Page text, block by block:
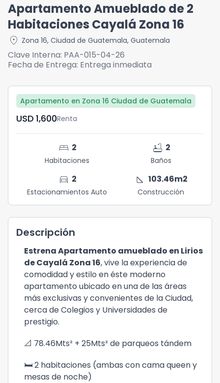
Apartamento Amueblado de 2
Habitaciones Cayalá Zona 16
location_on Zona 16, Ciudad de Guatemala, Guatemala
Clave Interna: PAA-015-04-26
Fecha de Entrega: Entrega inmediata
Apartamento en Zona 16 Ciudad de Guatemala
USD	1,600Renta
bed 2
Habitaciones
bathtub 2
Baños
directions_car 2
Estacionamientos Auto
square_foot 103.46m2
Construcción
Descripción
Estrena Apartamento amueblado en Lirios
de Cayalá Zona 16, vive la experiencia de
comodidad y estilo en éste moderno
apartamento ubicado en una de las áreas
más exclusivas y convenientes de la Ciudad,
cerca de Colegios y Universidades de
prestigio.
📐 78.46Mts² + 25Mts² de parqueos tándem
🛏️ 2 habitaciones (ambas con cama queen y
mesas de noche)